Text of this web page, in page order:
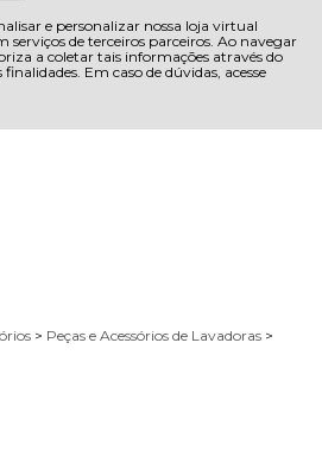
e personalizar nossa loja virtual
serviços de terceiros parceiros. Ao navegar
a coletar tais informações através do
Em caso de dúvidas, acesse
> Peças e Acessórios de Lavadoras >